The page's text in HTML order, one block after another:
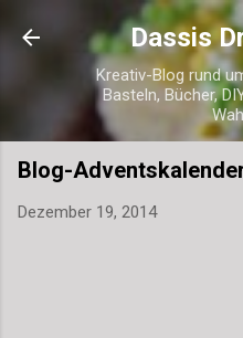
Direkt zum
Dassis
Kreativ-Blog rund
Basteln, Bücher,
Blog-
Dezember 19, 2014